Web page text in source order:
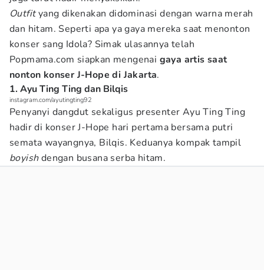
Outfityang dikenakan didominasi dengan warna merah
dan hitam. Seperti apa ya gaya mereka saat menonton
konser sang Idola? Simak ulasannya telah
Popmama.com siapkan mengenai gaya artis saat
nonton konser J-Hope di Jakarta.
1. Ayu Ting Ting dan Bilqis
instagram.com/ayutingting92
Penyanyi dangdut sekaligus presenter Ayu Ting Ting
hadir di konser J-Hope hari pertama bersama putri
semata wayangnya, Bilqis. Keduanya kompak tampil
boyishdengan busana serba hitam.